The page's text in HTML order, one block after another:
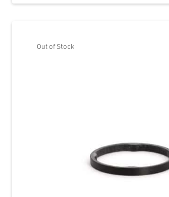
Out of Stock